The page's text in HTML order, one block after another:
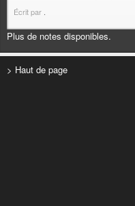
Écrit par
Plus de notes disponibles.
> Haut de page